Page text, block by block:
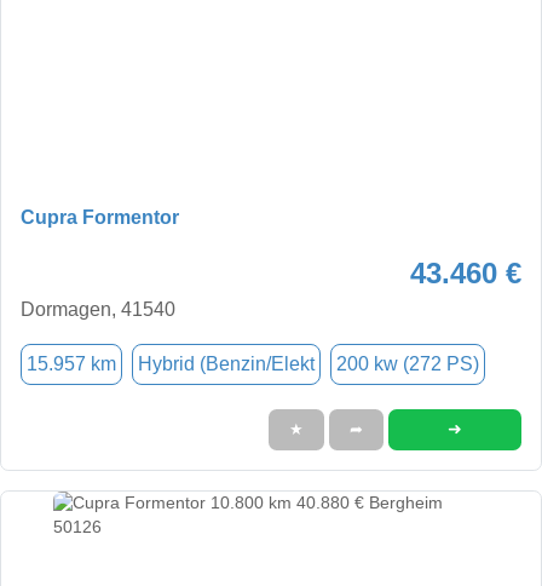
Cupra Formentor
43.460 €
Dormagen, 41540
15.957 km Hybrid (Benzin/Elekt 200 kw (272 PS)
★ ➦ ➜